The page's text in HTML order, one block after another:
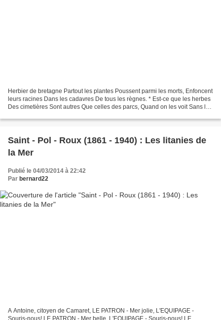
Herbier de bretagne Partout les plantes Poussent parmi les morts, Enfoncent
leurs racines Dans les cadavres De tous les règnes. * Est-ce que les herbes
Des cimetières Sont autres Que celles des parcs, Quand on les voit Sans les
Saint - Pol - Roux (1861 - 1940) : Les litanies de
la Mer
Publié le 04/03/2014 à 22:42
Par bernard22
A Antoine, citoyen de Camaret, LE PATRON - Mer jolie, L'EQUIPAGE -
Souris-nous! LE PATRON - Mer belle, L'EQUIPAGE - Souris-nous! LE